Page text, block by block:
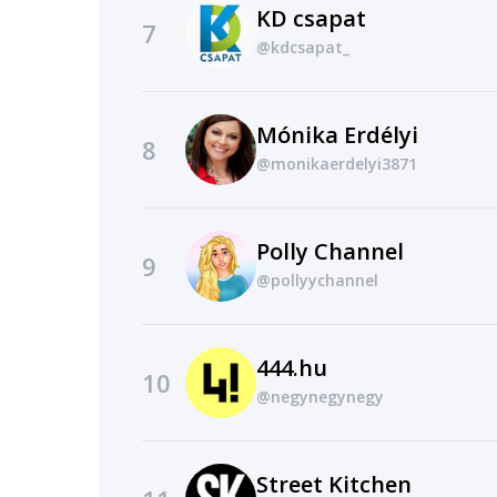
7 KD csapat
@kdcsapat_
8 Mónika Erdélyi
@monikaerdelyi3871
9 Polly Channel
@pollyychannel
10 444.hu
@negynegynegy
Street Kitchen